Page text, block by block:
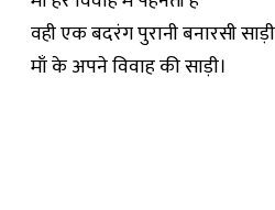
वही एक बदरंग पुरानी बनारसी साड़ी
माँ के अपने विवाह की साड़ी।